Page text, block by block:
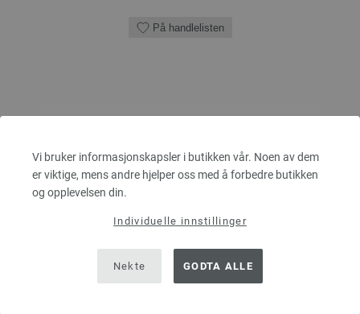
Vi bruker informasjonskapsler i butikken vår. Noen av dem
er viktige, mens andre hjelper oss med å forbedre butikken
og opplevelsen din.
Individuelle innstillinger
Nekte GODTA ALLE
På handlelisten